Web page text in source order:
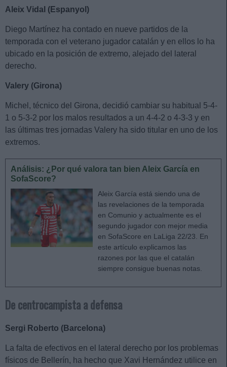
Aleix Vidal (Espanyol)
Diego Martínez ha contado en nueve partidos de la
temporada con el veterano jugador catalán y en ellos lo ha
ubicado en la posición de extremo, alejado del lateral
derecho.
Valery (Girona)
Michel, técnico del Girona, decidió cambiar su habitual 5-4-
1 o 5-3-2 por los malos resultados a un 4-4-2 o 4-3-3 y en
las últimas tres jornadas Valery ha sido titular en uno de los
extremos.
Análisis: ¿Por qué valora tan bien Aleix García en
SofaScore?
Aleix García está siendo una de
las revelaciones de la temporada
en Comunio y actualmente es el
segundo jugador con mejor media
en SofaScore en LaLiga 22/23. En
este artículo explicamos las
razones por las que el catalán
siempre consigue buenas notas.
De centrocampista a defensa
Sergi Roberto (Barcelona)
La falta de efectivos en el lateral derecho por los problemas
físicos de Bellerín, ha hecho que Xavi Hernández utilice en